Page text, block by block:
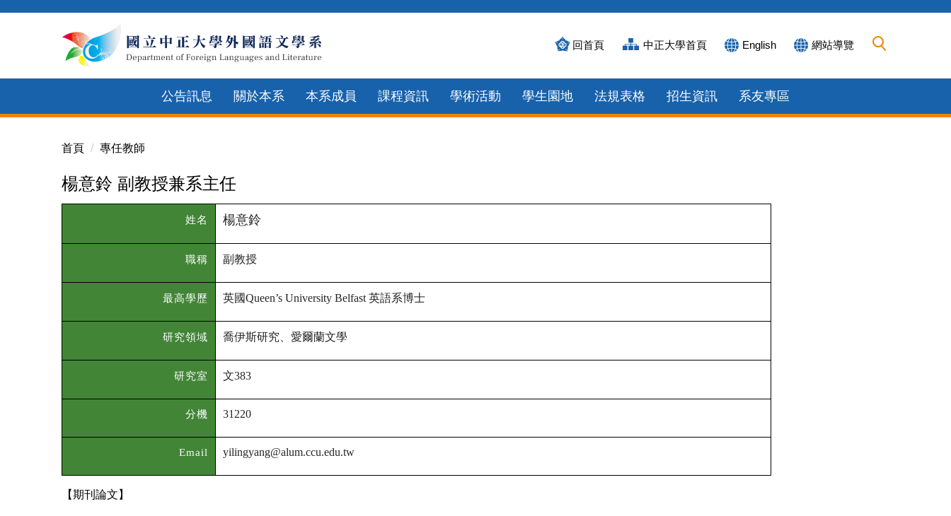
回首頁 中正大學首頁 English 網站導覽
公告訊息 關於本系 本系成員 課程資訊 學術活動 學生園地 法規表格 招生資訊 系友專區
首頁 專任教師
楊意鈴 副教授兼系主任
姓名 楊意鈴
職稱 副教授
最高學歷 英國Queen’s University Belfast 英語系博士
研究領域 喬伊斯研究、愛爾蘭文學
研究室 文383
分機 31220
Email yilingyang@alum.ccu.edu.tw
【期刊論文】